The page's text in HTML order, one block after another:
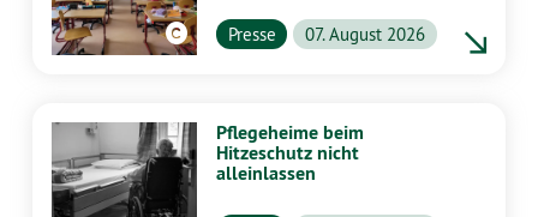
unterstützen
Presse 07. August 2026
Pflegeheime beim
Hitzeschutz nicht
alleinlassen